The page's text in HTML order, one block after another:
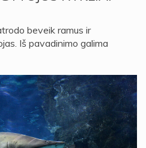
beveik ramus ir
Iš pavadinimo galima